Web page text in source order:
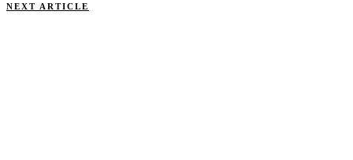
NEXT ARTICLE